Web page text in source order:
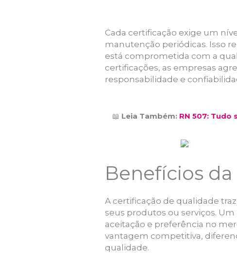
Cada certificação exige um
manutenção periódicas. Isso
está comprometida com a
certificações, as empresas
responsabilidade e
📖 Leia Também: RN 507: Tudo
Benefícios
A certificação de qualidade
seus produtos ou serviços.
aceitação e preferência no
vantagem competitiva,
qualidade.